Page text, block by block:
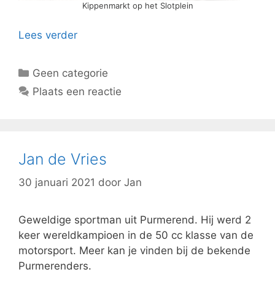
Kippenmarkt op het Slotplein
Lees verder
Categorieën
Geen categorie
Plaats een reactie
Jan de Vries
30 januari 2021 door Jan
Geweldige sportman uit Purmerend. Hij werd 2
keer wereldkampioen in de 50 cc klasse van de
motorsport. Meer kan je vinden bij de bekende
Purmerenders.